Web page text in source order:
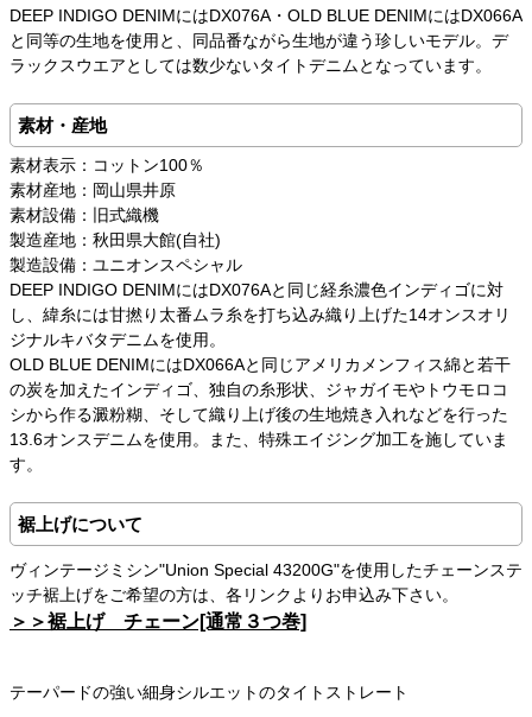
DEEP INDIGO DENIMにはDX076A・OLD BLUE DENIMにはDX066A
と同等の生地を使用と、同品番ながら生地が違う珍しいモデル。デ
ラックスウエアとしては数少ないタイトデニムとなっています。
素材・産地
素材表示：コットン100％
素材産地：岡山県井原
素材設備：旧式織機
製造産地：秋田県大館(自社)
製造設備：ユニオンスペシャル
DEEP INDIGO DENIMにはDX076Aと同じ経糸濃色インディゴに対
し、緯糸には甘撚り太番ムラ糸を打ち込み織り上げた14オンスオリ
ジナルキバタデニムを使用。
OLD BLUE DENIMにはDX066Aと同じアメリカメンフィス綿と若干
の炭を加えたインディゴ、独自の糸形状、ジャガイモやトウモロコ
シから作る澱粉糊、そして織り上げ後の生地焼き入れなどを行った
13.6オンスデニムを使用。また、特殊エイジング加工を施していま
す。
裾上げについて
ヴィンテージミシン"Union Special 43200G"を使用したチェーンステ
ッチ裾上げをご希望の方は、各リンクよりお申込み下さい。
＞＞裾上げ チェーン[通常３つ巻]
テーパードの強い細身シルエットのタイトストレート